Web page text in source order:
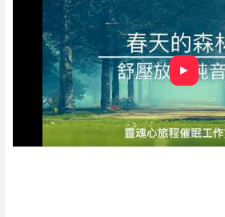
►